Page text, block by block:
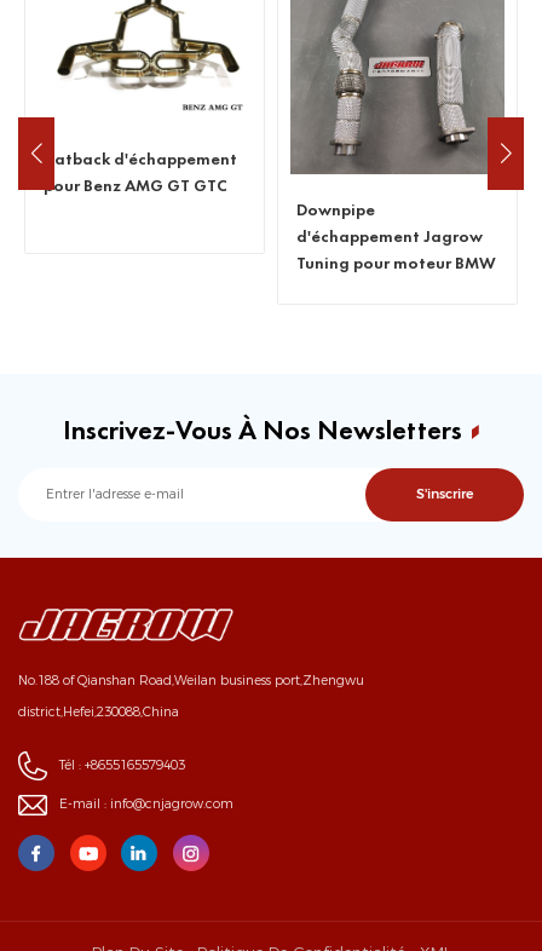
Catback d'échappement
Jagrow Tuning pour BMW
M850i G15
Inscrivez-Vous À Nos Newsletters
No.188 of Qianshan Road,Weilan business port,Zhengwu
district,Hefei,230088,China
Tél : +8655165579403
E-mail : info@cnjagrow.com